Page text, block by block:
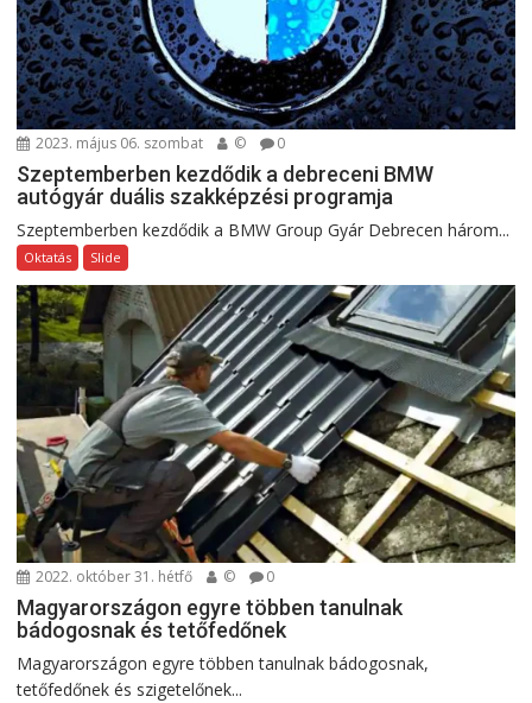
2023. május 06. szombat © 0
Szeptemberben kezdődik a debreceni BMW
autógyár duális szakképzési programja
Szeptemberben kezdődik a BMW Group Gyár Debrecen három...
Oktatás Slide
2022. október 31. hétfő © 0
Magyarországon egyre többen tanulnak
bádogosnak és tetőfedőnek
Magyarországon egyre többen tanulnak bádogosnak,
tetőfedőnek és szigetelőnek...